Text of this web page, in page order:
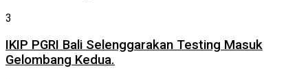
3
IKIP PGRI Bali Selenggarakan Testing Masuk
Gelombang Kedua.